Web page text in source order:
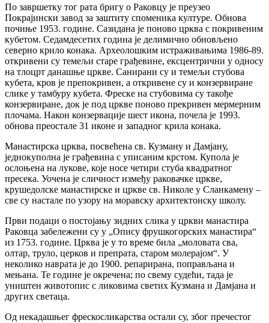
По завршетку тог рата бригу о Раковцу је преузео
Покрајински завод за заштиту споменика културе. Обнова
почиње 1953. године. Сазидана је поново црква с покривеним
кубетом. Седамдесетих година је делимично обновљено
северно крило конака. Археолошким истраживањима 1986-89.
откривени су темељи старе грађевине, ексцентрични у односу
на тлоцрт данашње цркве. Санирани су и темељи стубова
кубета, кров је препокривен, а откривене су и конзервиране
слике у тамбуру кубета. Фреске на стубовима су такође
конзервиране, док је под цркве поново прекривен мермерним
плочама. Након конзервације шест икона, почела је 1993.
обнова преостале 31 иконе и западног крила конака.
Манастирска црква, посвећена св. Кузману и Дамјану,
једнокуполна је грађевина с уписаним крстом. Купола је
ослоњена на лукове, које носе четири стуба квадратног
пресека. Уочена је сличност између раковачке цркве,
крушедолске манастирске и цркве св. Николе у Сланкамену –
све су настале по узору на моравску архитектонску школу.
Први подаци о постојању зидних слика у цркви манастира
Раковца забележени су у „Опису фрушкогорских манастира“
из 1753. године. Црква је у то време била „моловата сва,
олтар, труло, церков и препрата, старом молерајом“. У
неколико наврата је до 1900. репарирана, поправљана и
мењана. Те године је окречена; по свему судећи, тада је
уништен животопис с ликовима светих Кузмана и Дамјана и
других светаца.
Од некадашњег фрескосликарства остали су, због пречестог